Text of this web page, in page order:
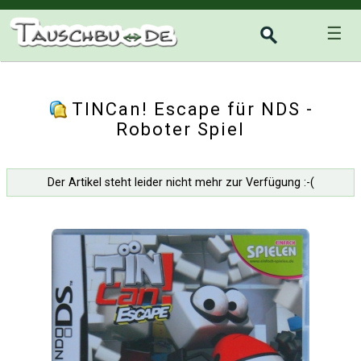
☰
TINCan! Escape für NDS -
Roboter Spiel
Der Artikel steht leider nicht mehr zur Verfügung :-(